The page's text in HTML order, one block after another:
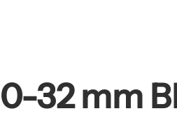
32 mm